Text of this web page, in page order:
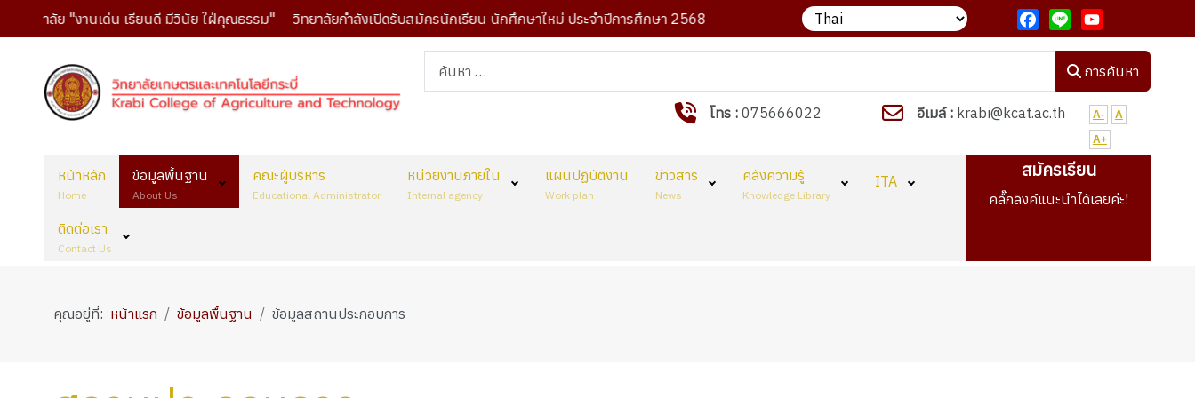
ทยาลัย "งานเด่น เรียนดี มีวินัย ใฝ่คุณธรรม" วิทยาลัยกำลังเปิดรับสมัครนักเรียน นักศึกษาใหม่ ประจำปีการศึกษา 2568 ปรัชญาวิทยาลัย "งานเด่น เรียนดี มีวินัย ใฝ่คุณธรรม"
Facebook
Line YouTube
การค้นหา
การค้นหา
โทร :075666022 อีเมล์ :krabi@kcat.ac.th A-
A
A+
หน้าหลัก
Home
ข้อมูลพื้นฐาน
About Us
คณะผู้บริหาร
Educational Administrator
หน่วยงานภายใน
Internal agency
แผนปฏิบัติงาน
Work plan
ข่าวสาร
News
คลังความรู้
Knowledge Library
ITA
ติดต่อเรา
Contact Us
สมัครเรียน
คลื๊กลิงค์แนะนำได้เลยค่ะ!
คุณอยู่ที่: หน้าแรก ข้อมูลพื้นฐาน ข้อมูลสถานประกอบการ